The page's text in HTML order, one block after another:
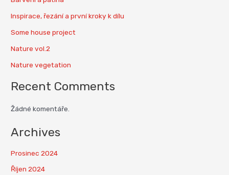
Inspirace, řezání a první kroky k dílu
Some house project
Nature vol.2
Nature vegetation
Recent Comments
Žádné komentáře.
Archives
Prosinec 2024
Říjen 2024